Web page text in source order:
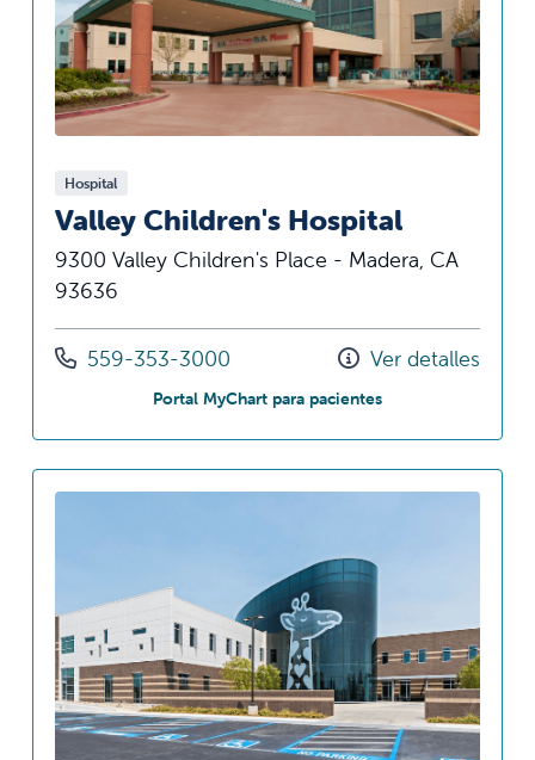
Hospital
Valley Children's Hospital
9300 Valley Children's Place - Madera, CA
93636
Llámenos al
559-353-3000 Ver detalles
Portal MyChart para pacientesen Valley